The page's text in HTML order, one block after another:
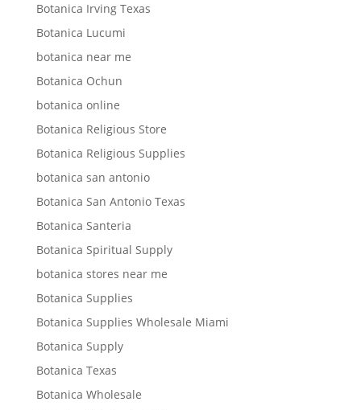
Botanica Irving Texas
Botanica Lucumi
botanica near me
Botanica Ochun
botanica online
Botanica Religious Store
Botanica Religious Supplies
botanica san antonio
Botanica San Antonio Texas
Botanica Santeria
Botanica Spiritual Supply
botanica stores near me
Botanica Supplies
Botanica Supplies Wholesale Miami
Botanica Supply
Botanica Texas
Botanica Wholesale